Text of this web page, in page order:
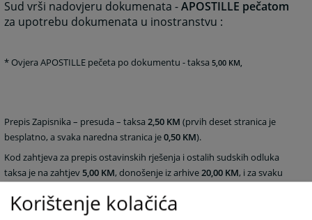
Sud vrši nadovjeru dokumenata -APOSTILLE pečatom
za upotrebu dokumenata u inostranstvu :
* Ovjera APOSTILLE pečeta po dokumentu - taksa 5,00 KM,
Prepis Zapisnika – presuda – taksa2,50 KM (prvih deset stranica je
besplatno, a svaka naredna stranica je0,50 KM).
Kod zahtjeva za prepis ostavinskih rješenja i ostalih sudskih odluka
taksa je na zahtjev5,00 KM, donošenje iz arhive 20,00 KM, i za svaku
Korištenje kolačića